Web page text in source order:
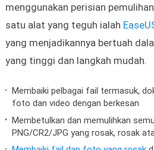
menggunakan perisian
satu alat yang teguh ialah
yang menjadikannya bertuah
yang tinggi dan langkah mudah.
Membaiki pelbagai fail termasuk,
foto dan video dengan berkesan
Membetulkan dan memulihkan
PNG/CR2/JPG yang rosak, rosak